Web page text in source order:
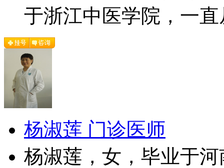
于浙江中医学院，一直
杨淑莲 门诊医师
杨淑莲，女，毕业于